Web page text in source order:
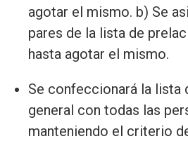
agotar el mismo. b) Se
pares de la lista de
hasta agotar el mismo.
Se confeccionará la lista
general con todas las
manteniendo el criterio